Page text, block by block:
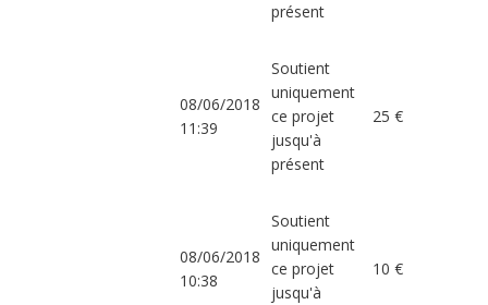
présent
08/06/2018
11:39
Soutient
uniquement
ce projet
jusqu'à
présent
25 €
08/06/2018
10:38
Soutient
uniquement
ce projet
jusqu'à
10 €